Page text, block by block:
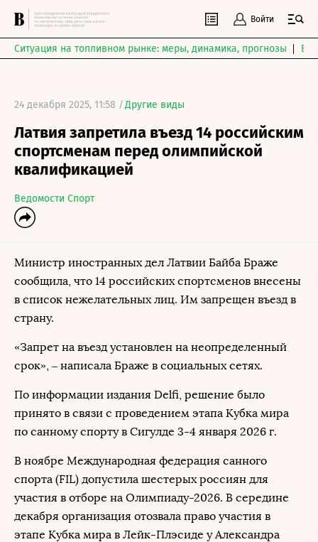
Войти
Ситуация на топливном рынке: меры, динамика, прогнозы
24 декабря 2025, 11:58 /Другие виды
Латвия запретила въезд 14 российским
спортсменам перед олимпийской
квалификацией
Ведомости Спорт
Министр иностранных дел Латвии Байба Браже
сообщила, что 14 российских спортсменов внесены
в список нежелательных лиц. Им запрещен въезд в
страну.
«Запрет на въезд установлен на неопределенный
срок», – написала Браже в социальных сетях.
По информации издания Delfi, решение было
принято в связи с проведением этапа Кубка мира
по санному спорту в Сигулде 3-4 января 2026 г.
В ноябре Международная федерация санного
спорта (FIL) допустила шестерых россиян для
участия в отборе на Олимпиаду-2026. В середине
декабря организация отозвала право участия в
этапе Кубка мира в Лейк-Плэсиде у Александра